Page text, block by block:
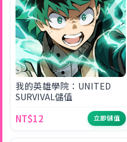
我的英雄學院：UNITED
SURVIVAL儲值
NT$12
立即儲值